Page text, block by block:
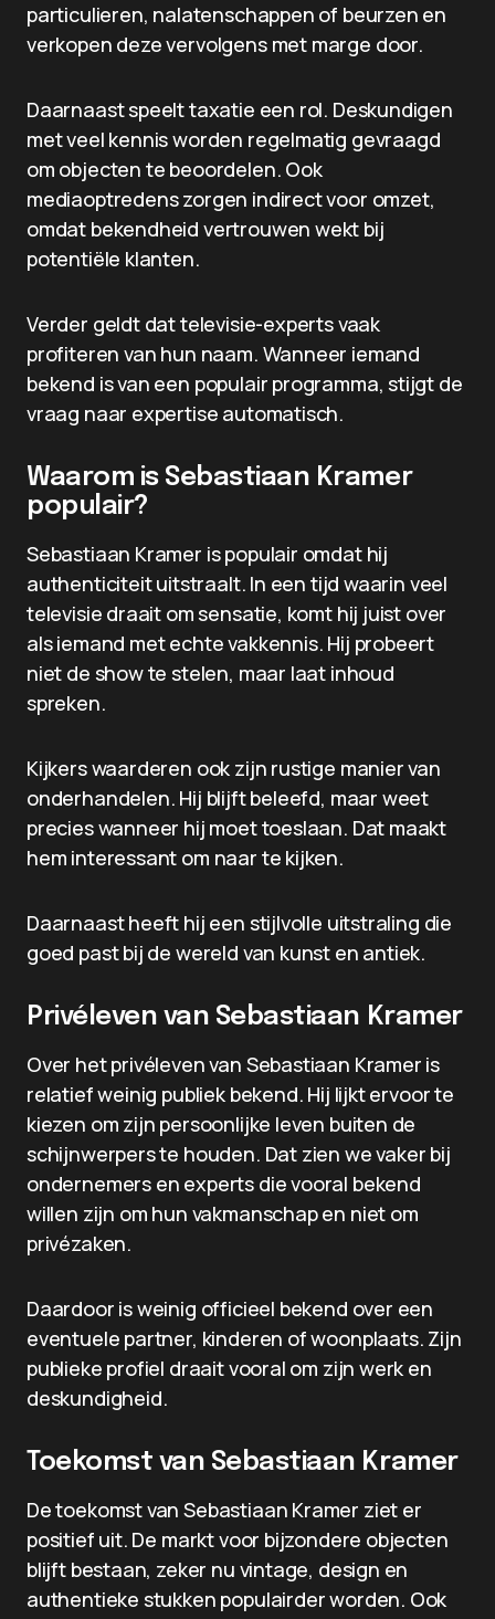
particulieren, nalatenschappen of beurzen en
verkopen deze vervolgens met marge door.
Daarnaast speelt taxatie een rol. Deskundigen
met veel kennis worden regelmatig gevraagd
om objecten te beoordelen. Ook
mediaoptredens zorgen indirect voor omzet,
omdat bekendheid vertrouwen wekt bij
potentiële klanten.
Verder geldt dat televisie-experts vaak
profiteren van hun naam. Wanneer iemand
bekend is van een populair programma, stijgt de
vraag naar expertise automatisch.
Waarom is Sebastiaan Kramer
populair?
Sebastiaan Kramer is populair omdat hij
authenticiteit uitstraalt. In een tijd waarin veel
televisie draait om sensatie, komt hij juist over
als iemand met echte vakkennis. Hij probeert
niet de show te stelen, maar laat inhoud
spreken.
Kijkers waarderen ook zijn rustige manier van
onderhandelen. Hij blijft beleefd, maar weet
precies wanneer hij moet toeslaan. Dat maakt
hem interessant om naar te kijken.
Daarnaast heeft hij een stijlvolle uitstraling die
goed past bij de wereld van kunst en antiek.
Privéleven van Sebastiaan Kramer
Over het privéleven van Sebastiaan Kramer is
relatief weinig publiek bekend. Hij lijkt ervoor te
kiezen om zijn persoonlijke leven buiten de
schijnwerpers te houden. Dat zien we vaker bij
ondernemers en experts die vooral bekend
willen zijn om hun vakmanschap en niet om
privézaken.
Daardoor is weinig officieel bekend over een
eventuele partner, kinderen of woonplaats. Zijn
publieke profiel draait vooral om zijn werk en
deskundigheid.
Toekomst van Sebastiaan Kramer
De toekomst van Sebastiaan Kramer ziet er
positief uit. De markt voor bijzondere objecten
blijft bestaan, zeker nu vintage, design en
authentieke stukken populairder worden. Ook